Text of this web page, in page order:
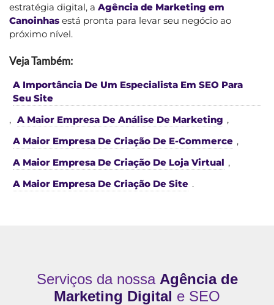
estratégia digital, a Agência de Marketing em
Canoinhas está pronta para levar seu negócio ao
próximo nível.
Veja Também:
A Importância De Um Especialista Em SEO Para
Seu Site
, A Maior Empresa De Análise De Marketing ,
A Maior Empresa De Criação De E-Commerce ,
A Maior Empresa De Criação De Loja Virtual ,
A Maior Empresa De Criação De Site .
Serviços da nossa Agência de
Marketing Digital e SEO